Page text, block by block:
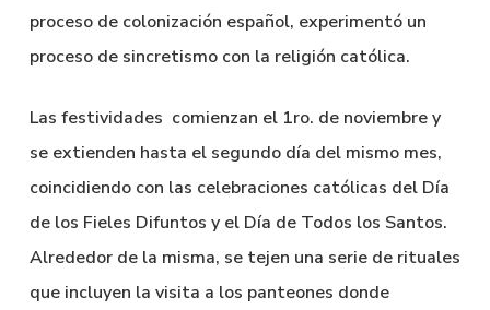
proceso de colonización español, experimentó un
proceso de sincretismo con la religión católica.
Las festividades comienzan el 1ro. de noviembre y
se extienden hasta el segundo día del mismo mes,
coincidiendo con las celebraciones católicas del Día
de los Fieles Difuntos y el Día de Todos los Santos.
Alrededor de la misma, se tejen una serie de rituales
que incluyen la visita a los panteones donde